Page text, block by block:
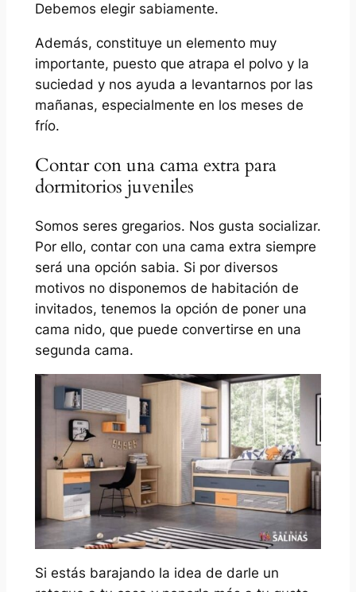
Debemos elegir sabiamente.
Además, constituye un elemento muy
importante, puesto que atrapa el polvo y la
suciedad y nos ayuda a levantarnos por las
mañanas, especialmente en los meses de
frío.
Contar con una cama extra para
dormitorios juveniles
Somos seres gregarios. Nos gusta socializar.
Por ello, contar con una cama extra siempre
será una opción sabia. Si por diversos
motivos no disponemos de habitación de
invitados, tenemos la opción de poner una
cama nido, que puede convertirse en una
segunda cama.
Si estás barajando la idea de darle un